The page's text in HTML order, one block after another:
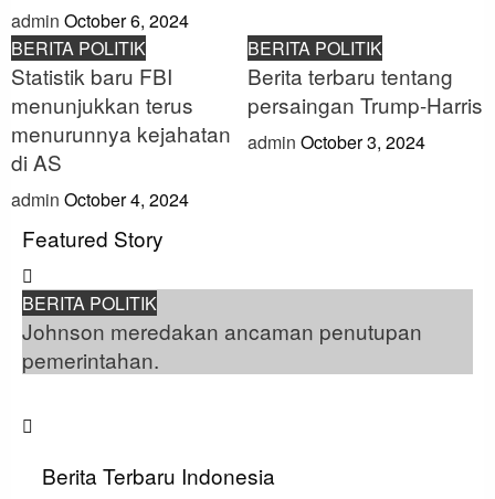
admin October 6, 2024
BERITA POLITIK
Statistik baru FBI
menunjukkan terus
menurunnya kejahatan
di AS
admin October 4, 2024
BERITA POLITIK
Berita terbaru tentang
persaingan Trump-Harris
admin October 3, 2024
Featured Story
BERITA POLITIK
Johnson meredakan ancaman penutupan
pemerintahan.
Berita Terbaru Indonesia